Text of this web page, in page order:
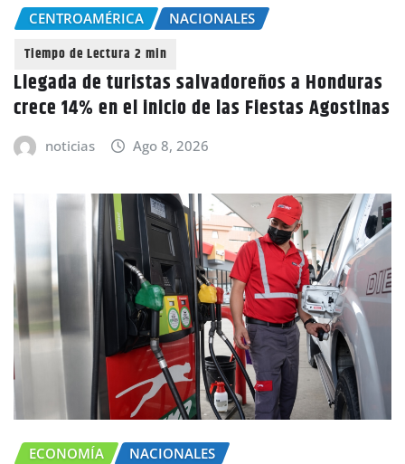
CENTROAMÉRICA NACIONALES
Llegada de turistas salvadoreños a Honduras
crece 14% en el inicio de las Fiestas Agostinas
noticias Ago 8, 2026
ECONOMÍA NACIONALES